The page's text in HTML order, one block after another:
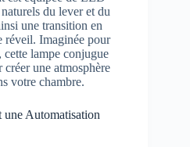
du lever et du
une transition en
réveil. Imaginée pour
lampe conjugue
une atmosphère
votre chambre.
une Automatisation